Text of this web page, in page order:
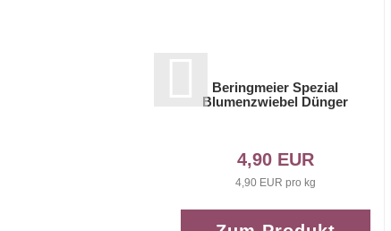
Beringmeier Spezial
Blumenzwiebel Dünger
4,90 EUR
4,90 EUR pro kg